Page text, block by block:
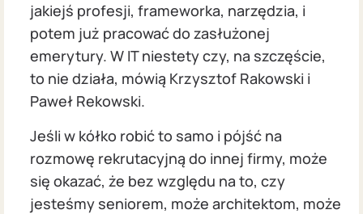
jakiejś profesji, frameworka, narzędzia, i
potem już pracować do zasłużonej
emerytury. W IT niestety czy, na szczęście,
to nie działa, mówią Krzysztof Rakowski i
Paweł Rekowski.
Jeśli w kółko robić to samo i pójść na
rozmowę rekrutacyjną do innej firmy, może
się okazać, że bez względu na to, czy
jesteśmy seniorem, może architektom, może